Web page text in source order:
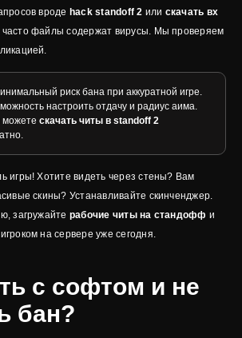
вроде hack standoff 2 или скачать вх
часто файлы содержат вирусы. Мы проверяем
риск бана при аккуратной игре.
настроить отдачу и радиус аима.
скачать читы в standoff 2
игры! Хотите видеть через стены? Вам
скины? Устанавливайте скинченджер.
загружайте рабочие читы на стандофф и
на сервере уже сегодня.
с софтом и не
бан?